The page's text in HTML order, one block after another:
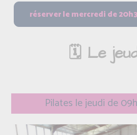
🗓️ Le
Pilates le jeudi de